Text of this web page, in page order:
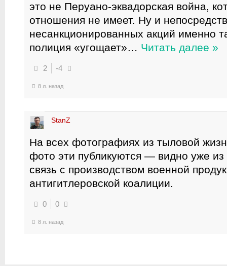
это не Перуано-эквадорская война,
отношения не имеет. Ну и
несанкционированных акций именно
полиция «угощает»… Читать далее »
2 -4
8 л. назад
StanZ
На всех фотографиях из тыловой
фото эти публикуются — видно уже
связь с производством военной
антигитлеровской коалиции.
0 0
8 л. назад